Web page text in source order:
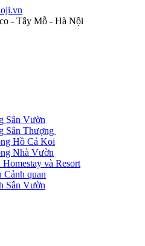
- Tây Mỗ - Hà Nội
Sân Vườn
Sân Thượng
Hồ Cá Koi
Nhà Vườn
và Resort
Cảnh quan
Sân Vườn